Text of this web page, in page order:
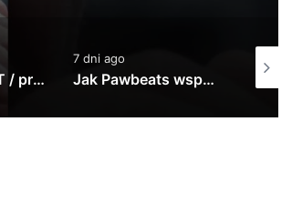
Jak Pawbeats wspomina początki w branży? | 20 lat Step Records
1 tydzień ago